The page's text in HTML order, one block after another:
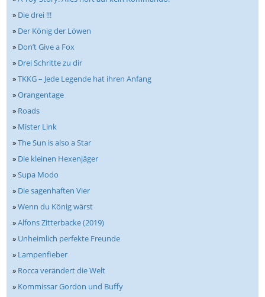
» Die drei !!!
» Der König der Löwen
» Don’t Give a Fox
» Drei Schritte zu dir
»TKKG – Jede Legende hat ihren Anfang
»Orangentage
» Roads
» Mister Link
»The Sun is also a Star
» Die kleinen Hexenjäger
»Supa Modo
» Die sagenhaften Vier
»Wenn du König wärst
»Alfons Zitterbacke (2019)
» Unheimlich perfekte Freunde
» Lampenfieber
» Rocca verändert die Welt
» Kommissar Gordon und Buffy